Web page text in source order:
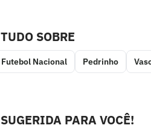
TUDO SOBRE
Futebol Nacional Pedrinho
SUGERIDA PARA VOCÊ!